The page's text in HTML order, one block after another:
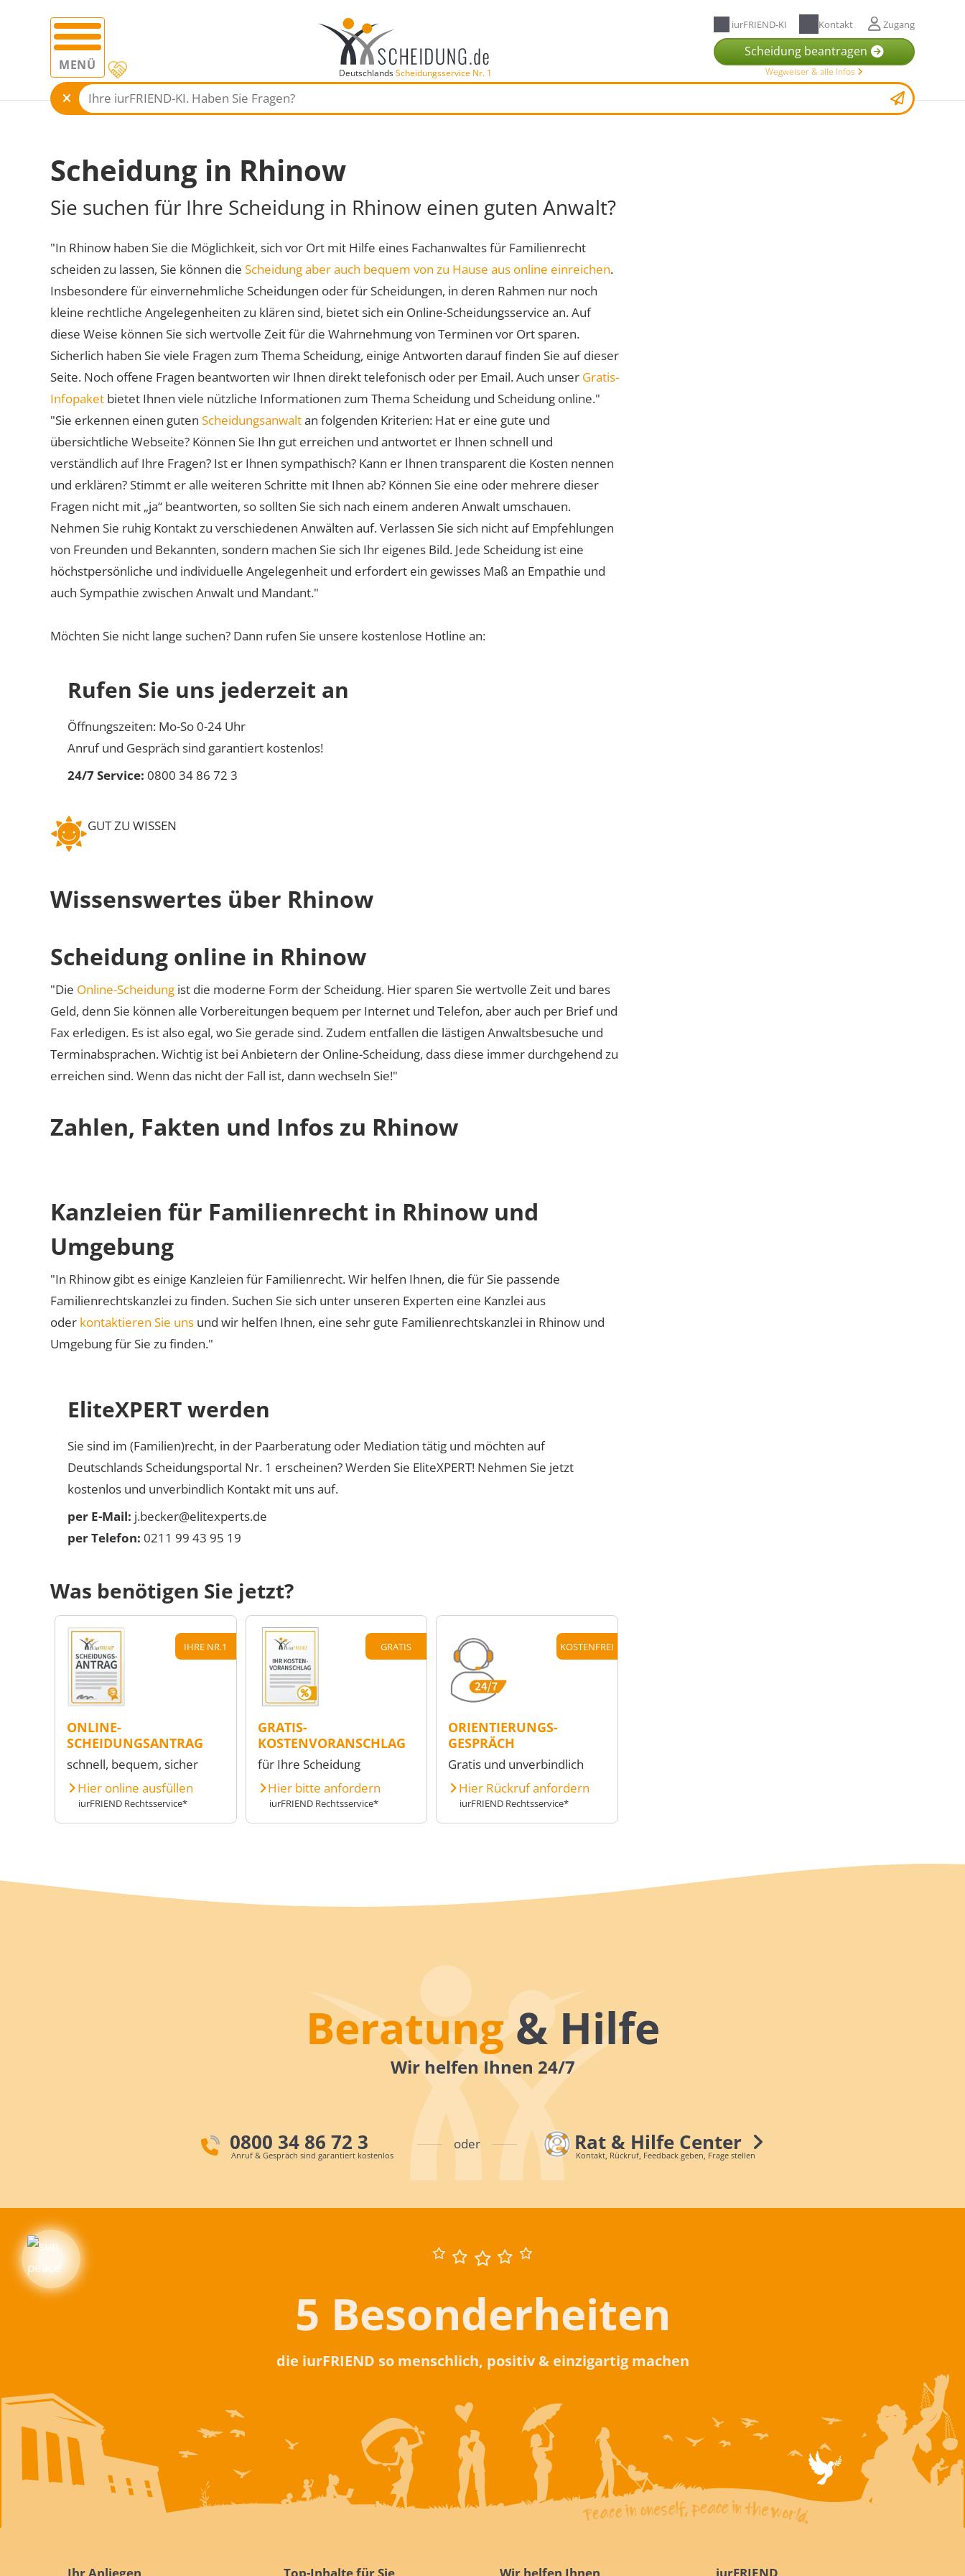
MENÜ DeutschlandsScheidungsservice Nr. 1
iurFRIEND-KI Kontakt Zugang
Scheidung beantragen
Wegweiser & alle Infos
Scheidung in Rhinow
Sie suchen für Ihre Scheidung in Rhinow einen guten Anwalt?
"In Rhinow haben Sie die Möglichkeit, sich vor Ort mit Hilfe eines Fachanwaltes für Familienrecht
scheiden zu lassen, Sie können die Scheidung aber auch bequem von zu Hause aus online einreichen.
Insbesondere für einvernehmliche Scheidungen oder für Scheidungen, in deren Rahmen nur noch
kleine rechtliche Angelegenheiten zu klären sind, bietet sich ein Online-Scheidungsservice an. Auf
diese Weise können Sie sich wertvolle Zeit für die Wahrnehmung von Terminen vor Ort sparen.
Sicherlich haben Sie viele Fragen zum Thema Scheidung, einige Antworten darauf finden Sie auf dieser
Seite. Noch offene Fragen beantworten wir Ihnen direkt telefonisch oder per Email. Auch unser Gratis-
Infopaket bietet Ihnen viele nützliche Informationen zum Thema Scheidung und Scheidung online."
"Sie erkennen einen guten Scheidungsanwaltan folgenden Kriterien: Hat er eine gute und
übersichtliche Webseite? Können Sie Ihn gut erreichen und antwortet er Ihnen schnell und
verständlich auf Ihre Fragen? Ist er Ihnen sympathisch? Kann er Ihnen transparent die Kosten nennen
und erklären? Stimmt er alle weiteren Schritte mit Ihnen ab? Können Sie eine oder mehrere dieser
Fragen nicht mit „ja“ beantworten, so sollten Sie sich nach einem anderen Anwalt umschauen.
Nehmen Sie ruhig Kontakt zu verschiedenen Anwälten auf. Verlassen Sie sich nicht auf Empfehlungen
von Freunden und Bekannten, sondern machen Sie sich Ihr eigenes Bild. Jede Scheidung ist eine
höchstpersönliche und individuelle Angelegenheit und erfordert ein gewisses Maß an Empathie und
auch Sympathie zwischen Anwalt und Mandant."
Möchten Sie nicht lange suchen? Dann rufen Sie unsere kostenlose Hotline an:
Rufen Sie uns jederzeit an
Öffnungszeiten: Mo-So 0-24 Uhr
Anruf und Gespräch sind garantiert kostenlos!
24/7 Service: 0800 34 86 72 3
GUT ZU WISSEN
Wissenswertes über Rhinow
Scheidung online in Rhinow
"Die Online-Scheidung ist die moderne Form der Scheidung. Hier sparen Sie wertvolle Zeit und bares
Geld, denn Sie können alle Vorbereitungen bequem per Internet und Telefon, aber auch per Brief und
Fax erledigen. Es ist also egal, wo Sie gerade sind. Zudem entfallen die lästigen Anwaltsbesuche und
Terminabsprachen. Wichtig ist bei Anbietern der Online-Scheidung, dass diese immer durchgehend zu
erreichen sind. Wenn das nicht der Fall ist, dann wechseln Sie!"
Zahlen, Fakten und Infos zu Rhinow
Kanzleien für Familienrecht in Rhinow und
Umgebung
"In Rhinow gibt es einige Kanzleien für Familienrecht. Wir helfen Ihnen, die für Sie passende
Familienrechtskanzlei zu finden. Suchen Sie sich unter unseren Experten eine Kanzlei aus
oder kontaktieren Sie uns und wir helfen Ihnen, eine sehr gute Familienrechtskanzlei in Rhinow und
Umgebung für Sie zu finden."
EliteXPERT werden
Sie sind im (Familien)recht, in der Paarberatung oder Mediation tätig und möchten auf
Deutschlands Scheidungsportal Nr. 1 erscheinen? Werden Sie EliteXPERT! Nehmen Sie jetzt
kostenlos und unverbindlich Kontakt mit uns auf.
per E-Mail: j.becker@elitexperts.de
per Telefon: 0211 99 43 95 19
Was benötigen Sie jetzt?
IHRE NR.1
ONLINE-
SCHEIDUNGSANTRAG
schnell, bequem, sicher
Hier online ausfüllen
iurFRIEND Rechtsservice*
GRATIS
GRATIS-
KOSTENVORANSCHLAG
für Ihre Scheidung
Hier bitte anfordern
iurFRIEND Rechtsservice*
KOSTENFREI
ORIENTIERUNGS-
GESPRÄCH
Gratis und unverbindlich
Hier Rückruf anfordern
iurFRIEND Rechtsservice*
Beratung& Hilfe
Wir helfen Ihnen 24/7
0800 34 86 72 3
Anruf & Gespräch sind garantiert kostenlos
oder Rat & Hilfe Center
Kontakt, Rückruf, Feedback geben, Frage stellen
5 Besonderheiten
die iurFRIEND so menschlich, positiv & einzigartig machen